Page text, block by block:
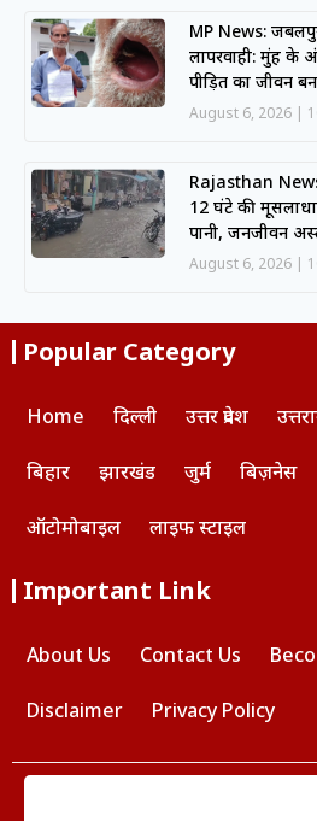
MP News:
लापरवाही: मुंह के
पीड़ित का जीवन
August 6, 2026
Rajasthan
12 घंटे की
पानी, जनजीवन
August 6, 2026
Popular Category
Home दिल्ली उत्तर प्रदेश
बिहार झारखंड जुर्म बिज़नेस
ऑटोमोबाइल लाइफ स्टाइल
Important Link
About Us Contact Us
Disclaimer Privacy Policy